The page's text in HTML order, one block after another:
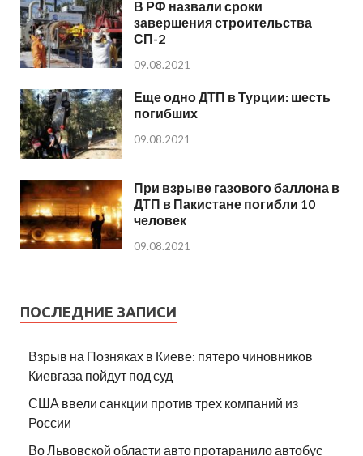
В РФ назвали сроки
завершения строительства
СП-2
09.08.2021
Еще одно ДТП в Турции: шесть
погибших
09.08.2021
При взрыве газового баллона в
ДТП в Пакистане погибли 10
человек
09.08.2021
ПОСЛЕДНИЕ ЗАПИСИ
Взрыв на Позняках в Киеве: пятеро чиновников
Киевгаза пойдут под суд
США ввели санкции против трех компаний из
России
Во Львовской области авто протаранило автобус